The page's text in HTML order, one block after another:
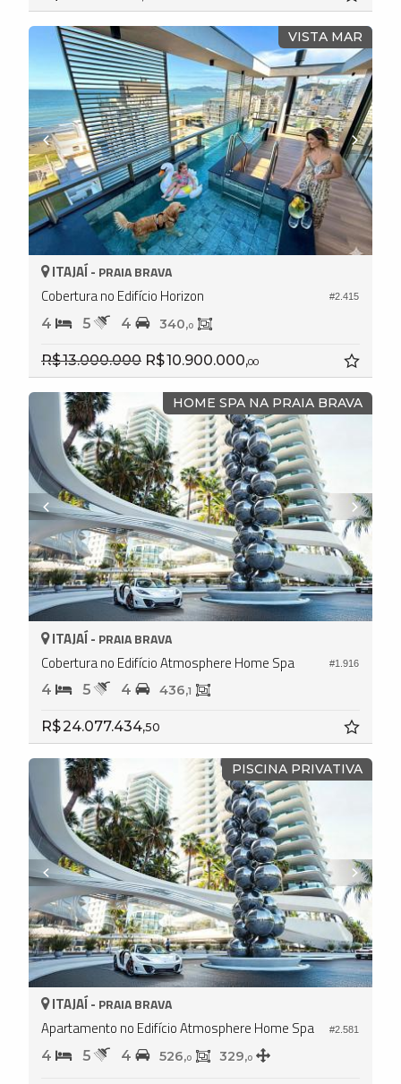
VISTA MAR
#2.415
ITAJAÍ - PRAIA BRAVA
Cobertura no Edifício Horizon
4 5 4 340,0
R$ 13.000.000 R$ 10.900.000,00
HOME SPA NA PRAIA BRAVA
#1.916
ITAJAÍ - PRAIA BRAVA
Cobertura no Edifício Atmosphere Home Spa
4 5 4 436,1
R$ 24.077.434,50
PISCINA PRIVATIVA
#2.581
ITAJAÍ - PRAIA BRAVA
Apartamento no Edifício Atmosphere Home Spa
4 5 4 526,0 329,0